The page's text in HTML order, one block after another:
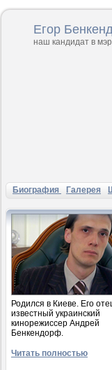
Егор
наш кандидат в
Биография Галерея
Родился в Киеве. Его
известный украинский
кинорежиссер Андрей
Бенкендорф.
Читать полностью